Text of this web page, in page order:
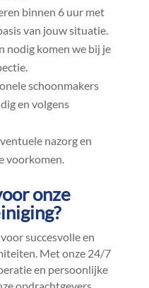
binnen 6 uur met
van jouw situatie.​
nodig komen we bij je
schoonmakers
en volgens
nazorg en
voorkomen.​
onze
succesvolle en
Met onze 24/7
en persoonlijke